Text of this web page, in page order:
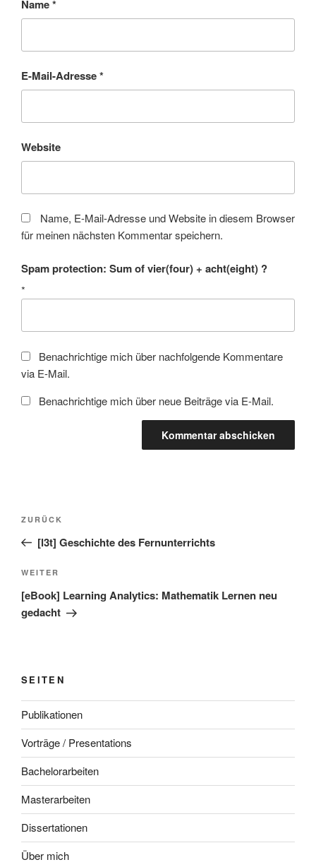
Name*
E-Mail-Adresse*
Website
Name, E-Mail-Adresse und Website in diesem Browser
für meinen nächsten Kommentar speichern.
Spam protection: Sum of vier(four) + acht(eight) ?
*
Benachrichtige mich über nachfolgende Kommentare
via E-Mail.
Benachrichtige mich über neue Beiträge via E-Mail.
Beitragsnavigation
Vorheriger
Beitrag
ZURÜCK
[l3t] Geschichte des Fernunterrichts
Nächster
Beitrag
WEITER
[eBook] Learning Analytics: Mathematik Lernen neu
gedacht
SEITEN
Publikationen
Vorträge / Presentations
Bachelorarbeiten
Masterarbeiten
Dissertationen
Über mich